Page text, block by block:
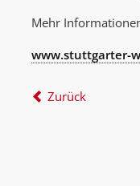
Mehr
www.stuttgarter-
Zurück